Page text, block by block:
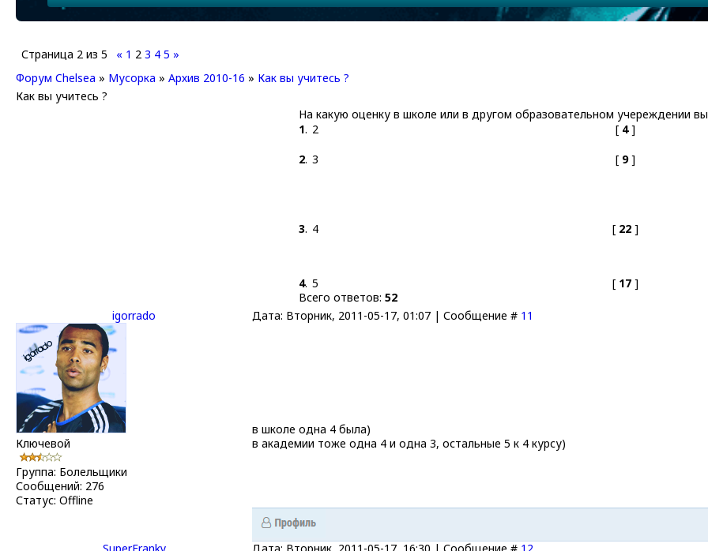
Страница 2 из 5 « 1 2 3 4 5 »
Форум Chelsea » Мусорка » Архив 2010-16 » Как вы учитесь ?
Как вы учитесь ?
На какую оценку в школе или в другом образовательном учереждении вы
1. 2 [ 4]
2. 3 [ 9]
3. 4 [ 22]
4. 5 [ 17]
Всего ответов: 52
igorrado
Дата: Вторник, 2011-05-17, 01:07 | Сообщение # 11
Ключевой
Группа: Болельщики
Сообщений: 276
Статус: Offline
в школе одна 4 была)
в академии тоже одна 4 и одна 3, остальные 5 к 4 курсу)
SuperFranky Дата: Вторник, 2011-05-17, 16:30 | Сообщение # 12